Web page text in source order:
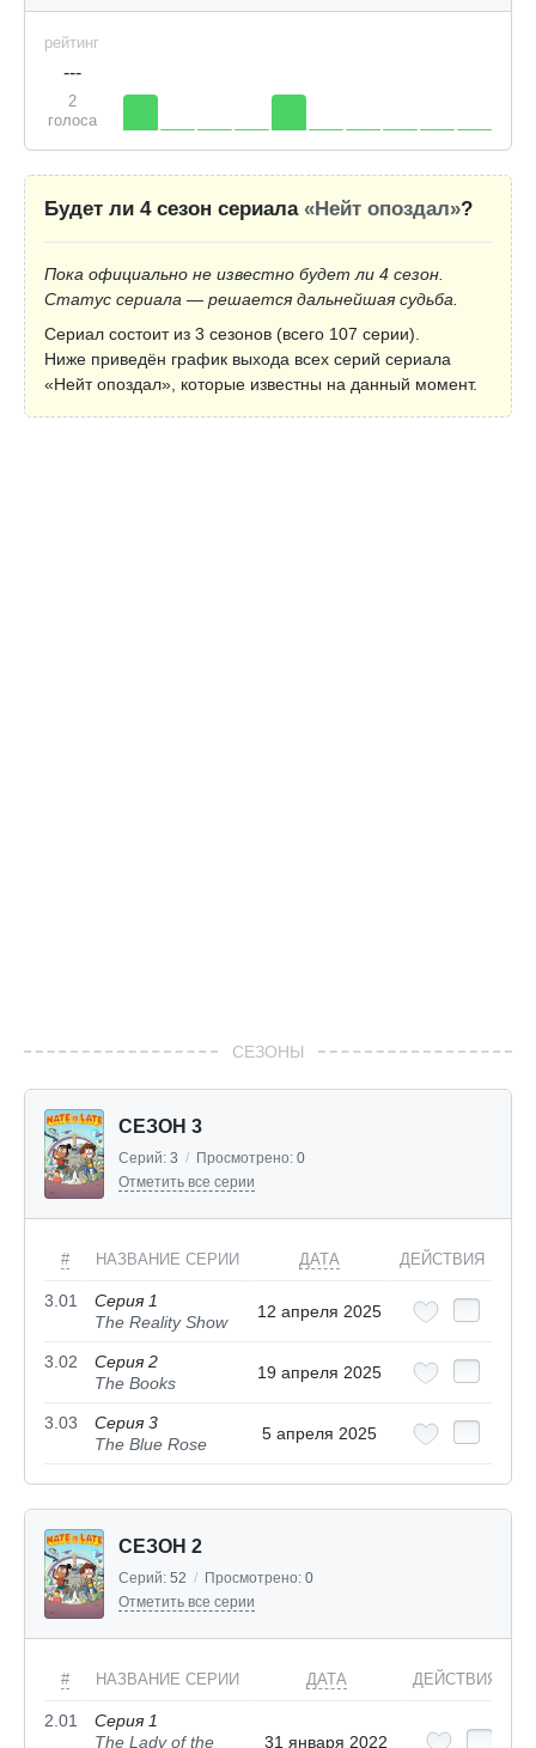
рейтинг
---
2
голоса
Будет ли 4 сезон сериала «Нейт опоздал»?
Пока официально не известно будет ли 4 сезон.
Статус сериала — решается дальнейшая судьба.
Сериал состоит из 3 сезонов (всего 107 серии).
Ниже приведён график выхода всех серий сериала
«Нейт опоздал», которые известны на данный момент.
СЕЗОНЫ
СЕЗОН 3
Серий: 3 / Просмотрено: 0
Отметить все серии
# НАЗВАНИЕ СЕРИИ ДАТА ДЕЙСТВИЯ
3.01
Серия 1
The Reality Show
12 апреля 2025
3.02
Серия 2
The Books
19 апреля 2025
3.03
Серия 3
The Blue Rose
5 апреля 2025
СЕЗОН 2
Серий: 52 / Просмотрено: 0
Отметить все серии
# НАЗВАНИЕ СЕРИИ ДАТА ДЕЙСТВИЯ
2.01
Серия 1
The Lady of the
31 января 2022